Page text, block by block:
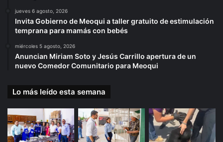
jueves 6 agosto, 2026
Invita Gobierno de Meoqui a taller gratuito de estimulación
temprana para mamás con bebés
miércoles 5 agosto, 2026
Anuncian Miriam Soto y Jesús Carrillo apertura de un
nuevo Comedor Comunitario para Meoqui
Lo más leído esta semana